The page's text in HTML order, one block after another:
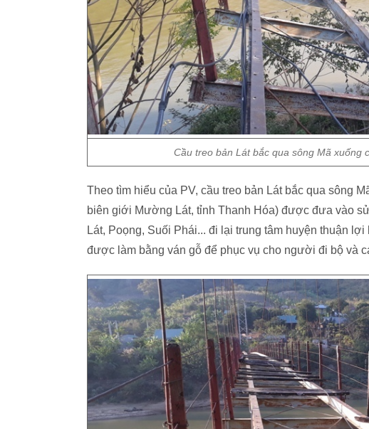
Cầu treo bản Lát bắc qua sông Mã xuống
Theo tìm hiểu của PV, cầu treo bản Lát bắc qua sông
biên giới Mường Lát, tỉnh Thanh Hóa) được đưa vào
Lát, Poọng, Suối Phái... đi lại trung tâm huyện thuận
được làm bằng ván gỗ để phục vụ cho người đi bộ và